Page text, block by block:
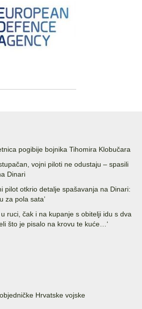
pogibije bojnika Tihomira Klobučara
vojni piloti ne odustaju – spasili
Dinari
pilot otkrio detalje spašavanja na Dinari:
za pola sata’
ruci, čak i na kupanje s obitelji idu s dva
što je pisalo na krovu te kuće…‘
Hrvatske vojske